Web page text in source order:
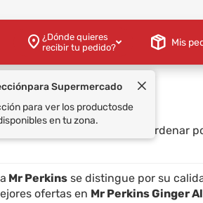
¿Dónde quieres
recibir tu pedido?
Mis
Ordenar
Mr Perkinsse distingue por su
ofertas en Mr Perkins Ginger